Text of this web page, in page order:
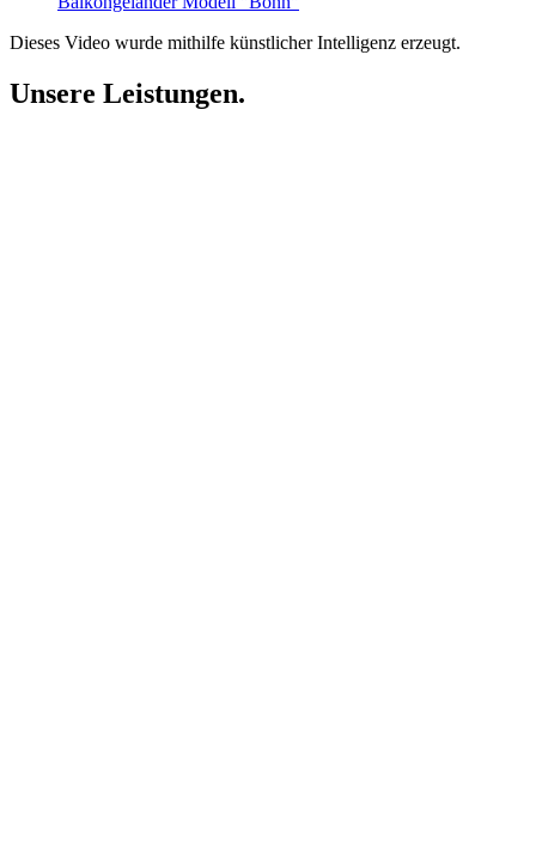
Dieses Video wurde mithilfe künstlicher Intelligenz erzeugt.
Unsere Leistungen.